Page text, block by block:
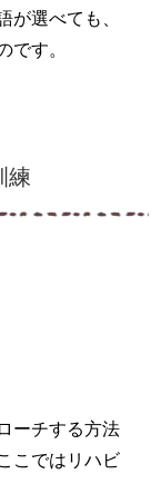
が選べても、
です。
練
ーチする方法
こではリハビ